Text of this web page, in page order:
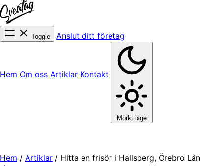
Toggle Anslut ditt företag
Hem Om oss Artiklar Kontakt
Mörkt läge
Hem / Artiklar / Hitta en frisör i Hallsberg, Örebro Län